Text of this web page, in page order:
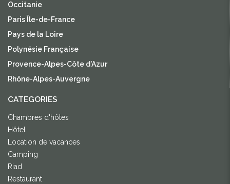
Occitanie
Paris Île-de-France
Pays de la Loire
Polynésie Française
Provence-Alpes-Côte d'Azur
Rhône-Alpes-Auvergne
CATEGORIES
Chambres d'hôtes
Hôtel
Location de vacances
Camping
Riad
Restaurant